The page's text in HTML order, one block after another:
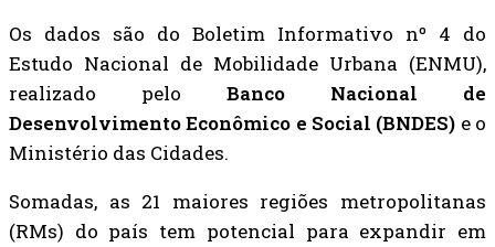
Os dados são do Boletim Informativo nº 4 do
Estudo Nacional de Mobilidade Urbana (ENMU),
realizado pelo Banco Nacional de
Desenvolvimento Econômico e Social (BNDES) e o
Ministério das Cidades.
Somadas, as 21 maiores regiões metropolitanas
(RMs) do país tem potencial para expandir em